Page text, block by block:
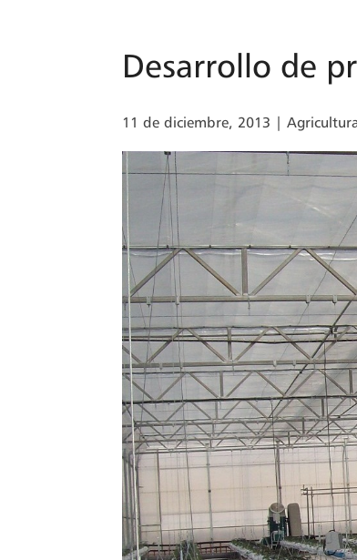
Desarrollo de
11 de diciembre, 2013 |